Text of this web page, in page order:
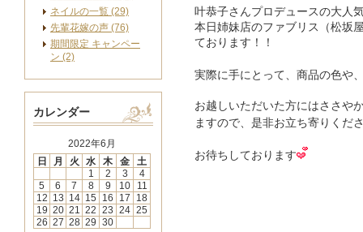
叶恭子さんプロデュースの大人
本日姉妹店のファブリス（松坂
ております！！
実際に手にとって、商品の色や
お越しいただいた方にはささや
ますので、是非お立ち寄りくだ
お待ちしております
ネイルの一覧 (29)
先輩花嫁の声 (76)
期間限定 キャンペー
ン (2)
カレンダー
2022年6月
日
月 火 水 木 金
土
1
2 3
4
5
6 7 8 9 10
11
12 13 14 15 16 17
18
19 20 21 22 23 24 25
26 27 28 29 30